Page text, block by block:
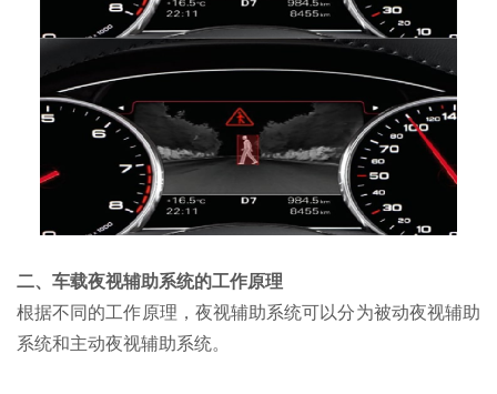
二、车载夜视辅助系统的工作原理
根据不同的工作原理，夜视辅助系统可以分为被动夜视辅助
系统和主动夜视辅助系统。